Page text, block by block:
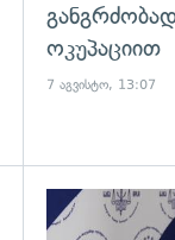
ოკუპაციით
7 აგვისტო, 13:07
გადახედვა